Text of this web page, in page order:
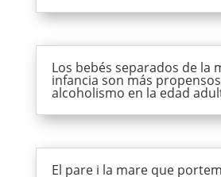
Los bebés separados de la
infancia son más
alcoholismo en la edad
El pare i la mare que